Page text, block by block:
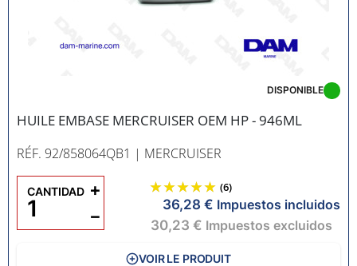
HUILE EMBASE MERCRUISER OEM HP - 946ML
RÉF. 92/858064QB1 | MERCRUISER
DISPONIBLE
(6)
36,28 € Impuestos incluidos
30,23 € Impuestos excluidos
CANTIDAD
−
+
VOIR LE PRODUIT